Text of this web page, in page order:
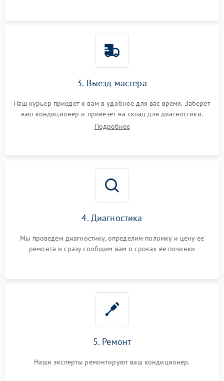
3. Выезд мастера
Наш курьер приедет к вам в удобное для вас время. Заберет
ваш кондиционер и привезет на склад для диагностики.
Подробнее
4. Диагностика
Мы проведем диагностику, определим поломку и цену ее
ремонта и сразу сообщим вам о сроках ее починки
5. Ремонт
Наши эксперты ремонтируют ваш кондиционер.